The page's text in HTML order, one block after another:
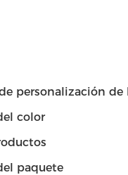
personalización de
color
paquete